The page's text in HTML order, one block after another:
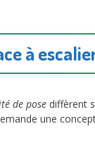
à
de posediffèrent
une